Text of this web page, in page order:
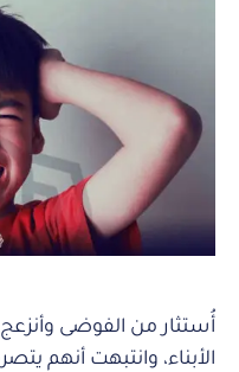
أُستثار من الفوضى
الأبناء، وانتبهت أنهم